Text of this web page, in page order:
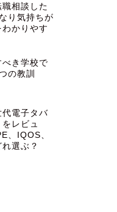
相談した
り気持ちが
かりやす
き学校で
の教訓
代電子タバ
レビュ
、IQOS、
選ぶ？